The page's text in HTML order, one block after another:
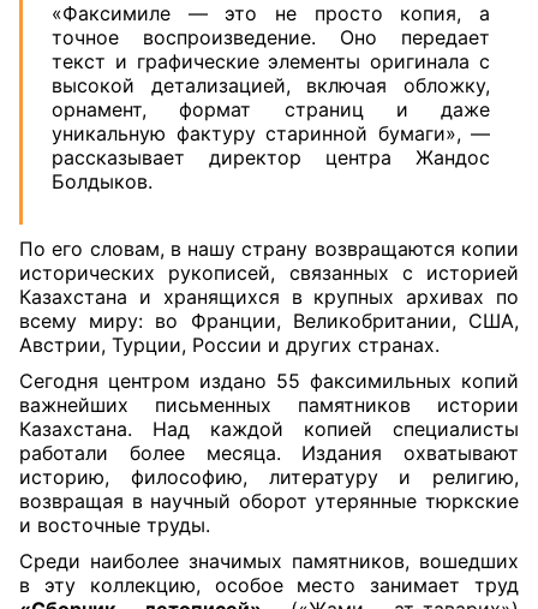
«Факсимиле — это не просто копия, а
точное воспроизведение. Оно передает
текст и графические элементы оригинала с
высокой детализацией, включая обложку,
орнамент, формат страниц и даже
уникальную фактуру старинной бумаги», —
рассказывает директор центра Жандос
Болдыков.
По его словам, в нашу страну возвращаются копии
исторических рукописей, связанных с историей
Казахстана и хранящихся в крупных архивах по
всему миру: во Франции, Великобритании, США,
Австрии, Турции, России и других странах.
Сегодня центром издано 55 факсимильных копий
важнейших письменных памятников истории
Казахстана. Над каждой копией специалисты
работали более месяца. Издания охватывают
историю, философию, литературу и религию,
возвращая в научный оборот утерянные тюркские
и восточные труды.
Среди наиболее значимых памятников, вошедших
в эту коллекцию, особое место занимает труд